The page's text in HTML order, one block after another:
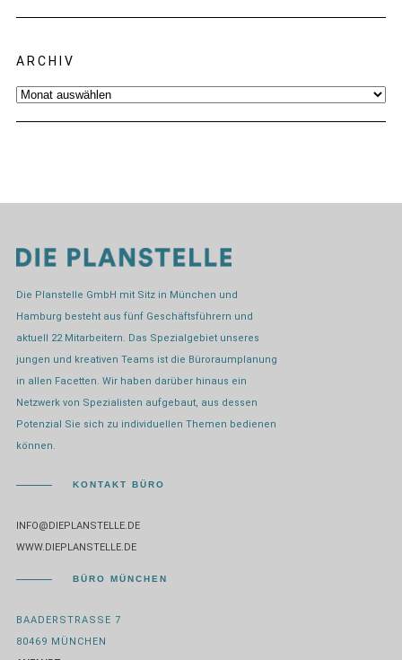
ARCHIV
Archiv
Die Planstelle GmbH mit Sitz in München und
Hamburg besteht aus fünf Geschäftsführern und
aktuell 22 Mitarbeitern. Das Spezialgebiet unseres
jungen und kreativen Teams ist die Büroraumplanung
in allen Facetten. Wir haben darüber hinaus ein
Netzwerk von Spezialisten aufgebaut, aus dessen
Potenzial Sie sich zu individuellen Themen bedienen
können.
KONTAKT BÜRO
INFO@DIEPLANSTELLE.DE
WWW.DIEPLANSTELLE.DE
BÜRO MÜNCHEN
BAADERSTRASSE 7
80469 MÜNCHEN